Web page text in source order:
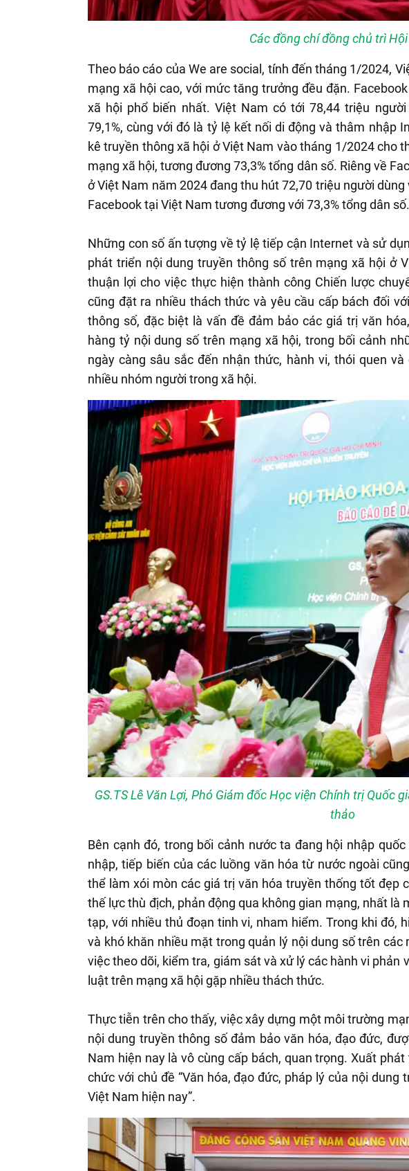
Các đồng chí đồng chủ trì
Theo báo cáo của We are social, tính đến tháng 1/2024,
mạng xã hội cao, với mức tăng trưởng đều đặn.
xã hội phổ biến nhất. Việt Nam có tới 78,44 triệu
79,1%, cùng với đó là tỷ lệ kết nối di động và thâm nhập
kê truyền thông xã hội ở Việt Nam vào tháng 1/2024 cho
mạng xã hội, tương đương 73,3% tổng dân số. Riêng về
ở Việt Nam năm 2024 đang thu hút 72,70 triệu người
Facebook tại Việt Nam tương đương với 73,3% tổng dân số.
Những con số ấn tượng về tỷ lệ tiếp cận Internet và sử
phát triển nội dung truyền thông số trên mạng xã hội ở
thuận lợi cho việc thực hiện thành công Chiến lược
cũng đặt ra nhiều thách thức và yêu cầu cấp bách đối
thông số, đặc biệt là vấn đề đảm bảo các giá trị văn
hàng tỷ nội dung số trên mạng xã hội, trong bối cảnh
ngày càng sâu sắc đến nhận thức, hành vi, thói quen
nhiều nhóm người trong xã hội.
GS.TS Lê Văn Lợi, Phó Giám đốc Học viện Chính trị Quốc
thảo
Bên cạnh đó, trong bối cảnh nước ta đang hội nhập
nhập, tiếp biến của các luồng văn hóa từ nước ngoài
thể làm xói mòn các giá trị văn hóa truyền thống tốt đẹp
thế lực thù địch, phản động qua không gian mạng, nhất là
tạp, với nhiều thủ đoạn tinh vi, nham hiểm. Trong khi đó,
và khó khăn nhiều mặt trong quản lý nội dung số trên các
việc theo dõi, kiểm tra, giám sát và xử lý các hành vi phản
luật trên mạng xã hội gặp nhiều thách thức.
Thực tiễn trên cho thấy, việc xây dựng một môi trường
nội dung truyền thông số đảm bảo văn hóa, đạo đức,
Nam hiện nay là vô cùng cấp bách, quan trọng. Xuất
chức với chủ đề “Văn hóa, đạo đức, pháp lý của nội
Việt Nam hiện nay”.